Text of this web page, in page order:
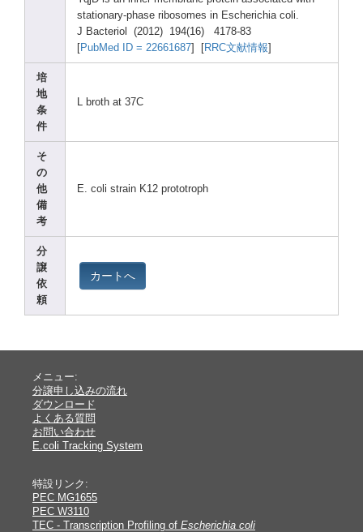
stationary-phase ribosomes in Escherichia coli.
J Bacteriol (2012) 194(16) 4178-83
PubMed ID = 22661687 RRC文献情報
培
地
条
件
L broth at 37C
そ
の
他
備
考
E. coli strain K12 prototroph
分
譲
依
頼
カートへ
メニュー:
分譲申し込みの流れ
ダウンロード
よくある質問
お問い合わせ
E.coli Tracking System
特設リンク:
PEC MG1655
PEC W3110
TEC - Transcription Profiling of Escherichia coli